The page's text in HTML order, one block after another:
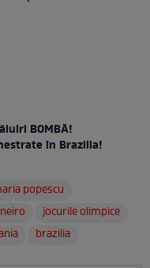
BOMBĂ!
în Brazilia!
popescu
jocurile olimpice
brazilia